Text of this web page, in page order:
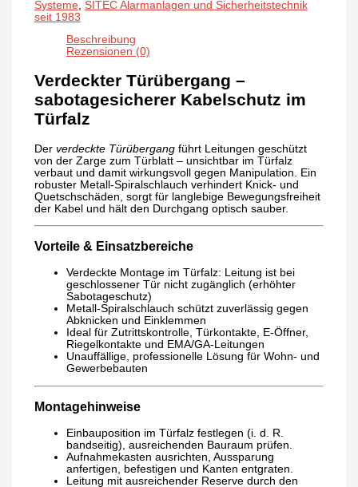
Systeme, SITEC Alarmanlagen und Sicherheitstechnik
seit 1983
Beschreibung
Rezensionen (0)
Verdeckter Türübergang –
sabotagesicherer Kabelschutz im
Türfalz
Der verdeckte Türübergangführt Leitungen geschützt
von der Zarge zum Türblatt – unsichtbar im Türfalz
verbaut und damit wirkungsvoll gegen Manipulation. Ein
robuster Metall-Spiralschlauch verhindert Knick- und
Quetschschäden, sorgt für langlebige Bewegungsfreiheit
der Kabel und hält den Durchgang optisch sauber.
Vorteile & Einsatzbereiche
Verdeckte Montage im Türfalz: Leitung ist bei
geschlossener Tür nicht zugänglich (erhöhter
Sabotageschutz)
Metall-Spiralschlauch schützt zuverlässig gegen
Abknicken und Einklemmen
Ideal für Zutrittskontrolle, Türkontakte, E-Öffner,
Riegelkontakte und EMA/GA-Leitungen
Unauffällige, professionelle Lösung für Wohn- und
Gewerbebauten
Montagehinweise
Einbauposition im Türfalz festlegen (i. d. R.
bandseitig), ausreichenden Bauraum prüfen.
Aufnahmekasten ausrichten, Aussparung
anfertigen, befestigen und Kanten entgraten.
Leitung mit ausreichender Reserve durch den